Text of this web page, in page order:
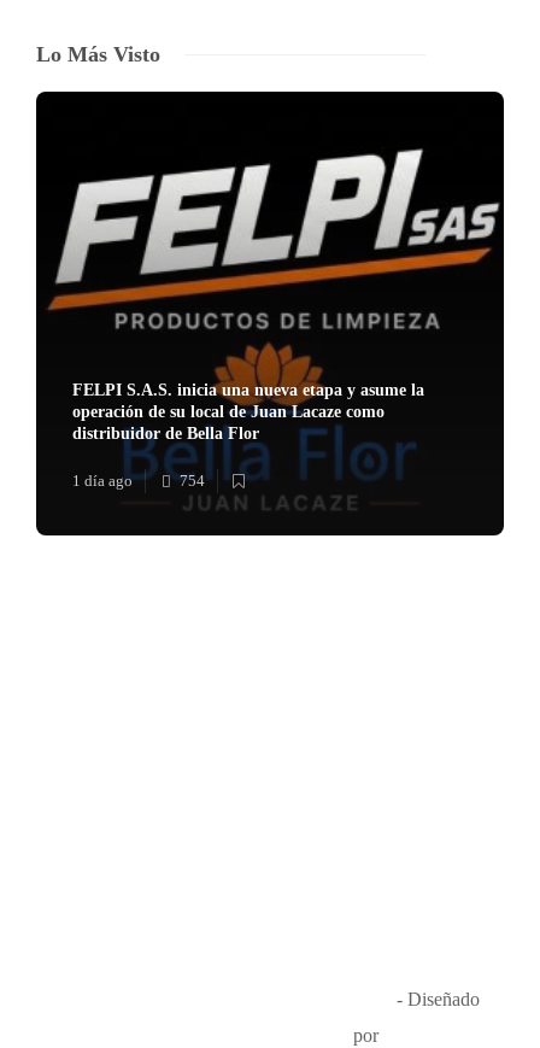
Lo Más Visto
FELPI S.A.S. inicia una nueva etapa y asume la
operación de su local de Juan Lacaze como
distribuidor de Bella Flor
1 día ago 754
- Diseñado
por